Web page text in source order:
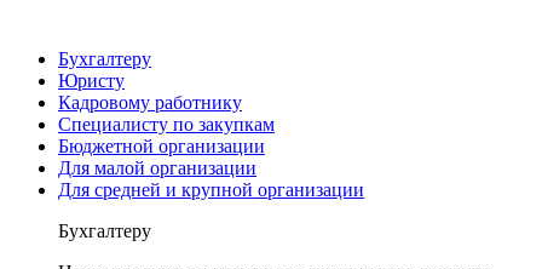
Бухгалтеру
Юристу
Кадровому работнику
Специалисту по закупкам
Бюджетной организации
Для малой организации
Для средней и крупной организации
Бухгалтеру